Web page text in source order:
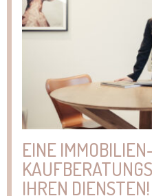
EINE
IHREN DIENSTEN!